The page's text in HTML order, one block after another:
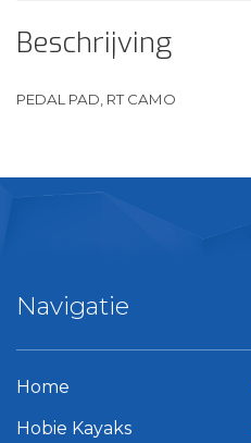
Beschrijving
PEDAL PAD, RT CAMO
Navigatie
Home
Hobie Kayaks